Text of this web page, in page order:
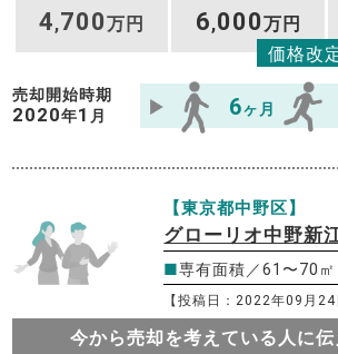
4,700万円 6,000万円
価格改
売却開始時期
2020年1 月 6ヶ月
【東京都中野区】
グローリオ中野新
■専有面積／61〜70㎡
【投稿日：2022年09月24
今から売却を考えている人に伝